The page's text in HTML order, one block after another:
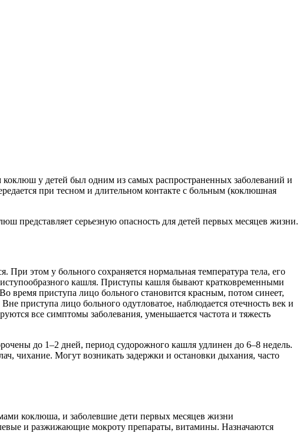
у детей был одним из самых распространенных заболеваний и
при тесном и длительном контакте с больным (коклюшная
представляет серьезную опасность для детей первых месяцев жизни.
этом у больного сохраняется нормальная температура тела, его
кашля. Приступы кашля бывают кратковременными
время приступа лицо больного становится красным, потом синеет,
приступа лицо больного одутловатое, наблюдается отечность век и
все симптомы заболевания, уменьшается частота и тяжесть
до 1–2 дней, период судорожного кашля удлинен до 6–8 недель.
чихание. Могут возникать задержки и остановки дыхания, часто
коклюша, и заболевшие дети первых месяцев жизни
и разжижающие мокроту препараты, витамины. Назначаются